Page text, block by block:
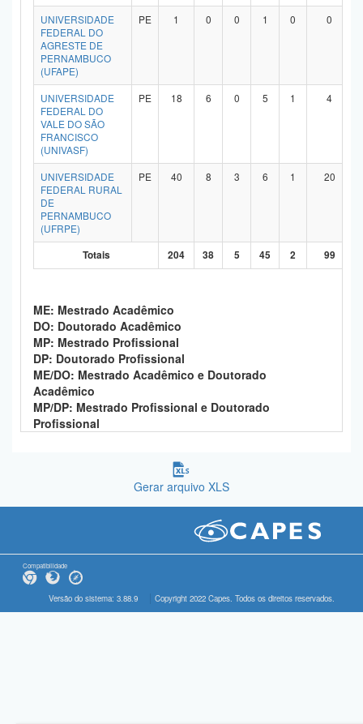
UNIVERSIDADE
FEDERAL DO
AGRESTE DE
PERNAMBUCO
(UFAPE)
PE 1 0 0 1 0 0
UNIVERSIDADE
FEDERAL DO
VALE DO SÃO
FRANCISCO
(UNIVASF)
PE 18 6 0 5 1 4
UNIVERSIDADE
FEDERAL RURAL
DE
PERNAMBUCO
(UFRPE)
PE 40 8 3 6 1 20
Totais 204 38 5 45 2 99
ME: Mestrado Acadêmico
DO: Doutorado Acadêmico
MP: Mestrado Profissional
DP: Doutorado Profissional
ME/DO: Mestrado Acadêmico e Doutorado
Acadêmico
MP/DP: Mestrado Profissional e Doutorado
Profissional
Gerar arquivo XLS
Compatibilidade
Versão do sistema: 3.88.9 Copyright 2022 Capes. Todos os direitos reservados.